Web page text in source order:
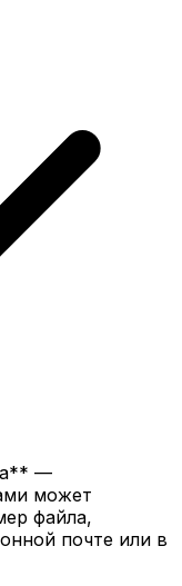
—
может
файла,
почте или в